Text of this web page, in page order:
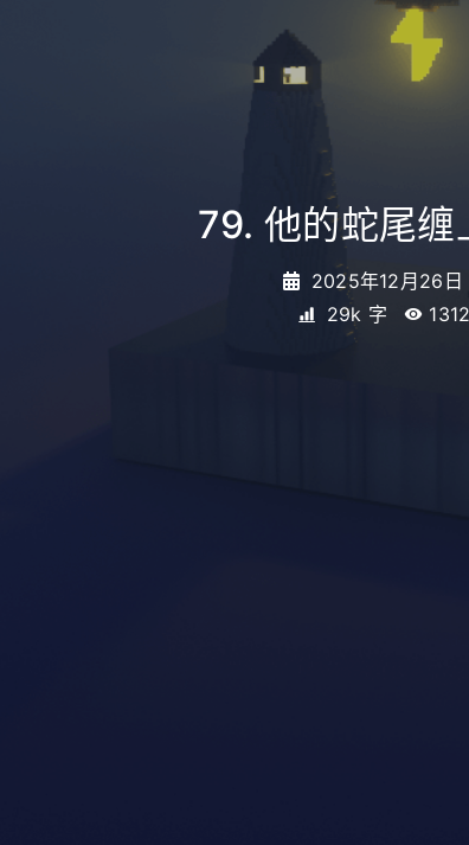
79. 他的蛇尾缠
2025年12月26日
29k 字
1312